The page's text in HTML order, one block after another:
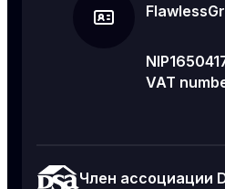
VAT
Член ассоциации